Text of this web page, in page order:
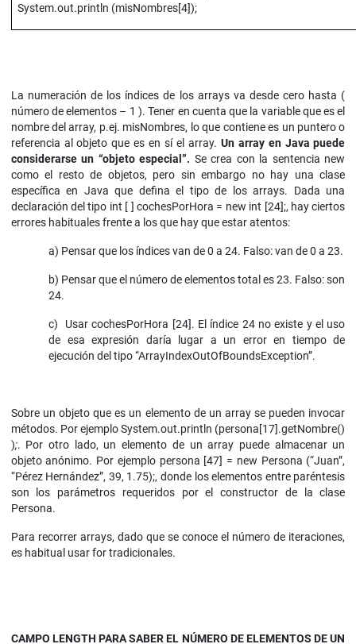
System.out.println (misNombres[4]);
La numeración de los índices de los arrays va desde cero hasta (
número de elementos – 1 ). Tener en cuenta que la variable que es el
nombre del array, p.ej. misNombres, lo que contiene es un puntero o
referencia al objeto que es en sí el array. Un array en Java puede
considerarse un “objeto especial”. Se crea con la sentencia new
como el resto de objetos, pero sin embargo no hay una clase
específica en Java que defina el tipo de los arrays. Dada una
declaración del tipo int [ ] cochesPorHora = new int [24];, hay ciertos
errores habituales frente a los que hay que estar atentos:
a) Pensar que los índices van de 0 a 24. Falso: van de 0 a 23.
b) Pensar que el número de elementos total es 23. Falso: son
24.
c) Usar cochesPorHora [24]. El índice 24 no existe y el uso
de esa expresión daría lugar a un error en tiempo de
ejecución del tipo “ArrayIndexOutOfBoundsException”.
Sobre un objeto que es un elemento de un array se pueden invocar
métodos. Por ejemplo System.out.println (persona[17].getNombre()
);. Por otro lado, un elemento de un array puede almacenar un
objeto anónimo. Por ejemplo persona [47] = new Persona (“Juan”,
“Pérez Hernández”, 39, 1.75);, donde los elementos entre paréntesis
son los parámetros requeridos por el constructor de la clase
Persona.
Para recorrer arrays, dado que se conoce el número de iteraciones,
es habitual usar for tradicionales.
CAMPO LENGTH PARA SABER EL NÚMERO DE ELEMENTOS DE UN